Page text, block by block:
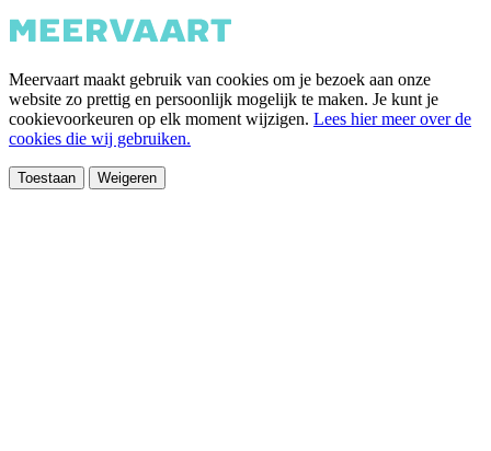
Meervaart maakt gebruik van cookies om je bezoek aan onze
website zo prettig en persoonlijk mogelijk te maken. Je kunt je
cookievoorkeuren op elk moment wijzigen. Lees hier meer over de
cookies die wij gebruiken.
Toestaan Weigeren